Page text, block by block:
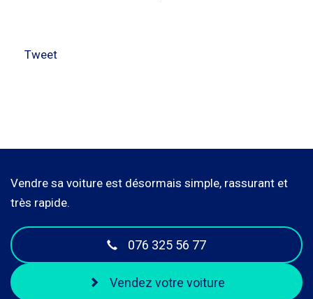
Tweet
Vendre sa voiture est désormais simple, rassurant et
très rapide.
076 325 56 77
Vendez votre voiture